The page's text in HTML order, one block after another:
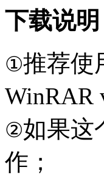
下载说明
①推荐使
WinRAR
②如果这
作；